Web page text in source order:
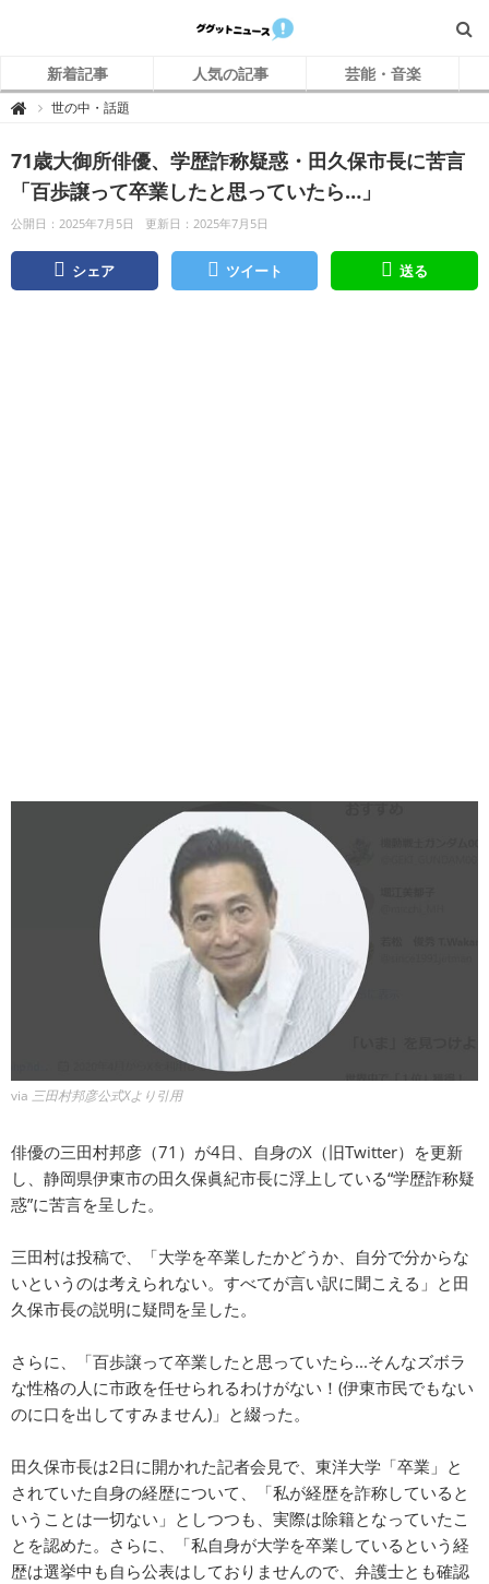
新着記事 人気の記事 芸能・音楽
 グ
ニ
ュ
ー
ス
世の中・話題
71歳大御所俳優、学歴詐称疑惑・田久保市長に苦言
「百歩譲って卒業したと思っていたら…」
公開日：2025年7月5日 更新日：2025年7月5日
シェア ツイート 送る
via 三田村邦彦公式Xより引用
俳優の三田村邦彦（71）が4日、自身のX（旧Twitter）を更新
し、静岡県伊東市の田久保眞紀市長に浮上している“学歴詐称疑
惑”に苦言を呈した。
三田村は投稿で、「大学を卒業したかどうか、自分で分からな
いというのは考えられない。すべてが言い訳に聞こえる」と田
久保市長の説明に疑問を呈した。
さらに、「百歩譲って卒業したと思っていたら...そんなズボラ
な性格の人に市政を任せられるわけがない！(伊東市民でもない
のに口を出してすみません)」と綴った。
田久保市長は2日に開かれた記者会見で、東洋大学「卒業」と
されていた自身の経歴について、「私が経歴を詐称していると
いうことは一切ない」としつつも、実際は除籍となっていたこ
とを認めた。さらに、「私自身が大学を卒業しているという経
歴は選挙中も自ら公表はしておりませんので、弁護士とも確認